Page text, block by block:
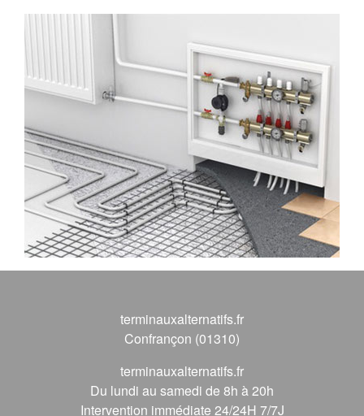
terminauxalternatifs.fr
Confrançon (01310)
terminauxalternatifs.fr
Du lundi au samedi de 8h à 20h
Intervention immédiate 24/24H 7/7J